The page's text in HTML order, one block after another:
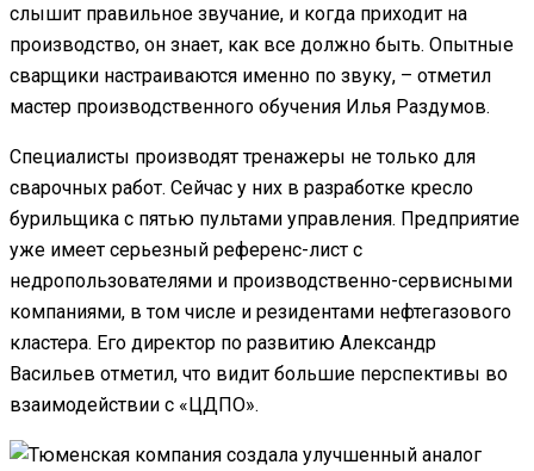
слышит правильное звучание, и когда приходит на
производство, он знает, как все должно быть. Опытные
сварщики настраиваются именно по звуку, – отметил
мастер производственного обучения Илья Раздумов.
Специалисты производят тренажеры не только для
сварочных работ. Сейчас у них в разработке кресло
бурильщика с пятью пультами управления. Предприятие
уже имеет серьезный референс-лист с
недропользователями и производственно-сервисными
компаниями, в том числе и резидентами нефтегазового
кластера. Его директор по развитию Александр
Васильев отметил, что видит большие перспективы во
взаимодействии с «ЦДПО».